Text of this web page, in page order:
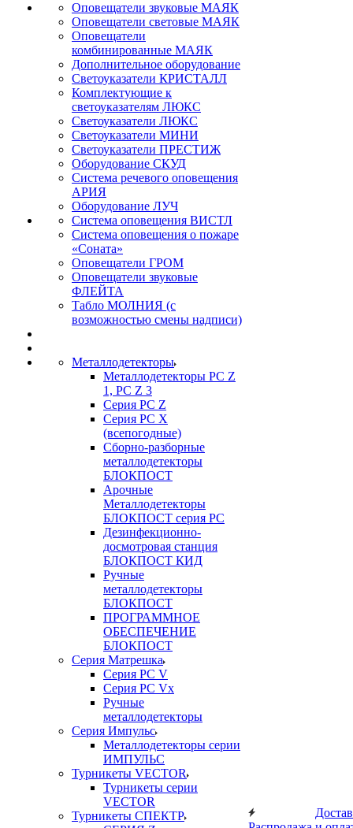
Оповещатели звуковые МАЯК
Оповещатели световые МАЯК
Оповещатели
комбинированные МАЯК
Дополнительное оборудование
Светоуказатели КРИСТАЛЛ
Комплектующие к
светоуказателям ЛЮКС
Светоуказатели ЛЮКС
Светоуказатели МИНИ
Светоуказатели ПРЕСТИЖ
Оборудование СКУД
Система речевого оповещения
АРИЯ
Оборудование ЛУЧ
Система оповещения ВИСТЛ
Система оповещения о пожаре
«Соната»
Оповещатели ГРОМ
Оповещатели звуковые
ФЛЕЙТА
Табло МОЛНИЯ (с
возможностью смены надписи)
Металлодетекторы
Металлодетекторы РС Z
1, PC Z 3
Серия РС Z
Серия РС X
(всепогодные)
Сборно-разборные
металлодетекторы
БЛОКПОСТ
Арочные
Металлодетекторы
БЛОКПОСТ серия РС
Дезинфекционно-
досмотровая станция
БЛОКПОСТ КИД
Ручные
металлодетекторы
БЛОКПОСТ
ПРОГРАММНОЕ
ОБЕСПЕЧЕНИЕ
БЛОКПОСТ
Серия Матрешка
Серия PC V
Серия PC Vx
Ручные
металлодетекторы
Серия Импульс
Металлодетекторы серии
ИМПУЛЬС
Турникеты VECTOR
Турникеты серии
VECTOR
Турникеты СПЕКТР